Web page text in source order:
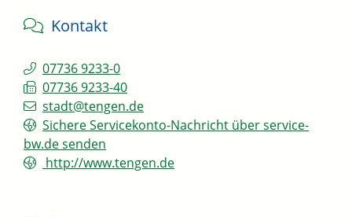
Kontakt
07736 9233-0
07736 9233-40
stadt@tengen.de
Sichere Servicekonto-Nachricht über service-
bw.de senden
http://www.tengen.de